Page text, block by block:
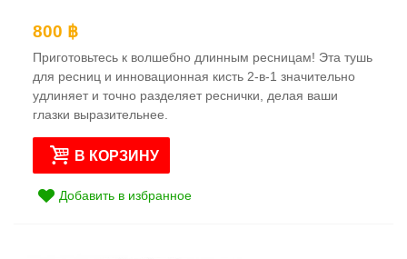
800 ฿
Приготовьтесь к волшебно длинным ресницам! Эта тушь
для ресниц и инновационная кисть 2-в-1 значительно
удлиняет и точно разделяет реснички, делая ваши
глазки выразительнее.
В КОРЗИНУ
Добавить в избранное